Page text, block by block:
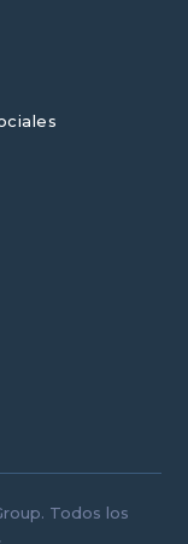
Todos los